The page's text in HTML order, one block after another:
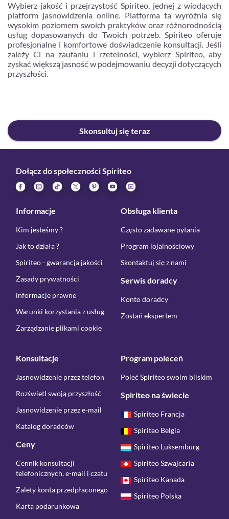
Wybierz jakość i przejrzystość Spiriteo, jednej z wiodących
platform jasnowidzenia online. Platforma ta wyróżnia się
wysokim poziomem swoich praktyków oraz różnorodnością
usług dopasowanych do Twoich potrzeb. Spiriteo oferuje
profesjonalne i komfortowe doświadczenie konsultacji. Jeśli
zależy Ci na zaufaniu i rzetelności, wybierz Spiriteo, aby
zyskać większą jasność w podejmowaniu decyzji dotyczących
przyszłości.
Skonsultuj się teraz
Dołącz do społeczności Spiriteo
Informacje
Kim jesteśmy ?
Jak to działa ?
Spiriteo - gwarancja jakości
Zasady prywatności
informacje prawne
Warunki korzystania z usług
Zarządzanie plikami cookie
Obsługa klienta
Często zadawane pytania
Program lojalnościowy
Skontaktuj się z nami
Serwis doradcy
Konto doradcy
Zostań ekspertem
Konsultacje
Jasnowidzenie przez telefon
Rozświetl swoją przyszłość
Jasnowidzenie przez e-mail
Katalog doradców
Ceny
Cennik konsultacji
telefonicznych, e-mail i czatu
Zalety konta przedpłaconego
Karta podarunkowa
Program poleceń
Poleć Spiriteo swoim bliskim
Spiriteo na świecie
Spiriteo Francja
Spiriteo Belgia
Spiriteo Luksemburg
Spiriteo Szwajcaria
Spiriteo Kanada
Spiriteo Polska